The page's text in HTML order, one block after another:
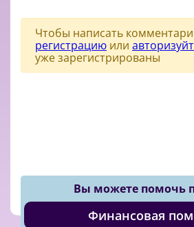
Чтобы написать
регистрацию или
уже зарегистрированы
Вы можете помочь
Финансовая